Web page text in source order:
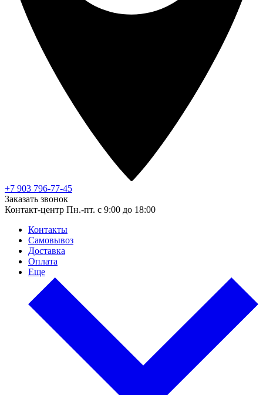
+7 903 796-77-45
Заказать звонок
Контакт-центр Пн.-пт. с 9:00 до 18:00
Контакты
Самовывоз
Доставка
Оплата
Еще